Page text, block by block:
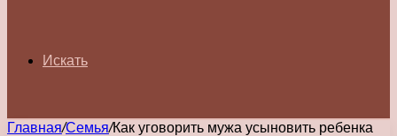
Искать
Главная/Семья/Как уговорить мужа усыновить ребенка